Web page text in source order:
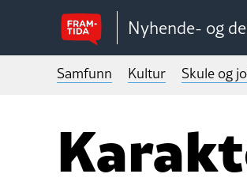
Nyhende- og
Samfunn Kultur Skule og